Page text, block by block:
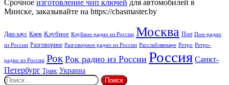
Срочное изготовление чип ключей для автомобилей в
Минске, заказывайте на https://chasmaster.by
Дип-хаус Киев Клубное Клубное радио из России Москва Поп Поп-радио
из России Разговорное Разговорное радио из России Расслабляющее Ретро Ретро-
радио из России Рок Рок радио из России Россия Санкт-
Петербург Транс Украина
Найти: